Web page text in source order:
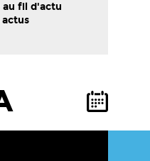
au fil d'actu
actus